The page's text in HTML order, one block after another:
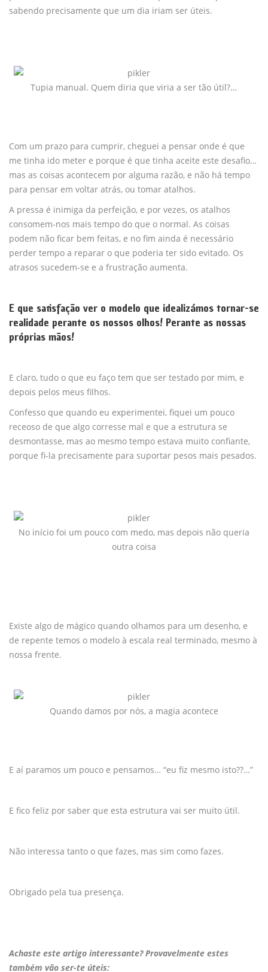
sabendo precisamente que um dia iriam ser úteis.
Tupia manual. Quem diria que viria a ser tão útil?…
Com um prazo para cumprir, cheguei a pensar onde é que
me tinha ido meter e porque é que tinha aceite este desafio…
mas as coisas acontecem por alguma razão, e não há tempo
para pensar em voltar atrás, ou tomar atalhos.
A pressa é inimiga da perfeição, e por vezes, os atalhos
consomem-nos mais tempo do que o normal. As coisas
podem não ficar bem feitas, e no fim ainda é necessário
perder tempo a reparar o que poderia ter sido evitado. Os
atrasos sucedem-se e a frustração aumenta.
E que satisfação ver o modelo que idealizámos tornar-se
realidade perante os nossos olhos! Perante as nossas
próprias mãos!
E claro, tudo o que eu faço tem que ser testado por mim, e
depois pelos meus filhos.
Confesso que quando eu experimentei, fiquei um pouco
receoso de que algo corresse mal e que a estrutura se
desmontasse, mas ao mesmo tempo estava muito confiante,
porque fi-la precisamente para suportar pesos mais pesados.
No início foi um pouco com medo, mas depois não queria
outra coisa
Existe algo de mágico quando olhamos para um desenho, e
de repente temos o modelo à escala real terminado, mesmo à
nossa frente.
Quando damos por nós, a magia acontece
E aí paramos um pouco e pensamos… “eu fiz mesmo isto??…”
E fico feliz por saber que esta estrutura vai ser muito útil.
Não interessa tanto o que fazes, mas sim como fazes.
Obrigado pela tua presença.
Achaste este artigo interessante? Provavelmente estes
também vão ser-te úteis: